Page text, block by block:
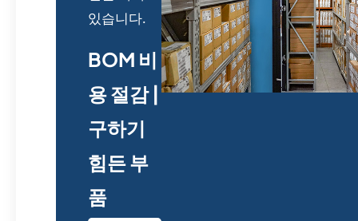
있습니다.
BOM 비
용 절감 |
구하기
힘든 부
품